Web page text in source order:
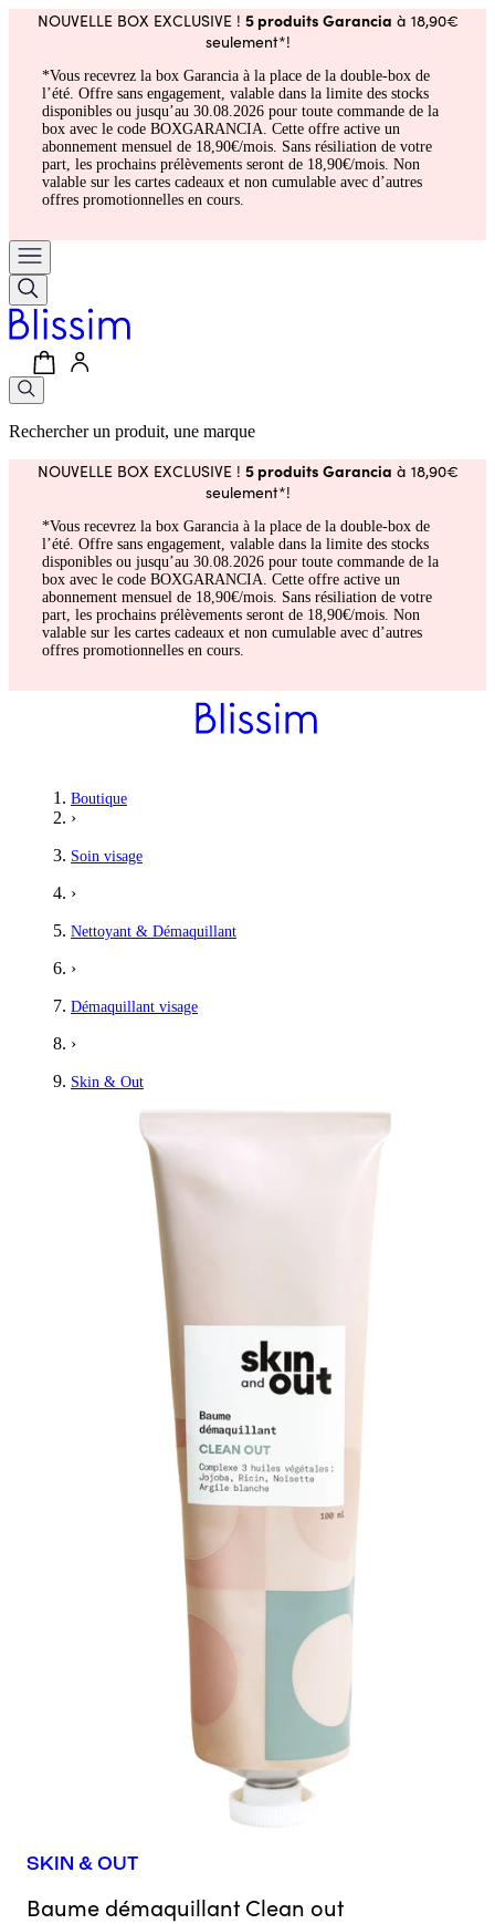
NOUVELLE BOX EXCLUSIVE ! 5 produits Garancia à 18,90€
seulement*!
*Vous recevrez la box Garancia à la place de la double-box de
l’été. Offre sans engagement, valable dans la limite des stocks
disponibles ou jusqu’au 30.08.2026 pour toute commande de la
box avec le code BOXGARANCIA. Cette offre active un
abonnement mensuel de 18,90€/mois. Sans résiliation de votre
part, les prochains prélèvements seront de 18,90€/mois. Non
valable sur les cartes cadeaux et non cumulable avec d’autres
offres promotionnelles en cours.
Rechercher un produit, une marque
NOUVELLE BOX EXCLUSIVE ! 5 produits Garancia à 18,90€
seulement*!
*Vous recevrez la box Garancia à la place de la double-box de
l’été. Offre sans engagement, valable dans la limite des stocks
disponibles ou jusqu’au 30.08.2026 pour toute commande de la
box avec le code BOXGARANCIA. Cette offre active un
abonnement mensuel de 18,90€/mois. Sans résiliation de votre
part, les prochains prélèvements seront de 18,90€/mois. Non
valable sur les cartes cadeaux et non cumulable avec d’autres
offres promotionnelles en cours.
Boutique
›
Soin visage
›
Nettoyant & Démaquillant
›
Démaquillant visage
›
Skin & Out
SKIN & OUT
Baume démaquillant Clean out